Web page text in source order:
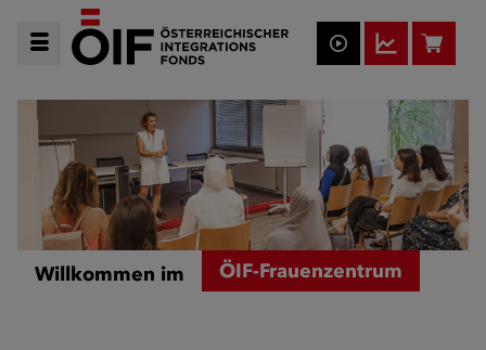
Willkommen im ÖIF-Frauenzentrum